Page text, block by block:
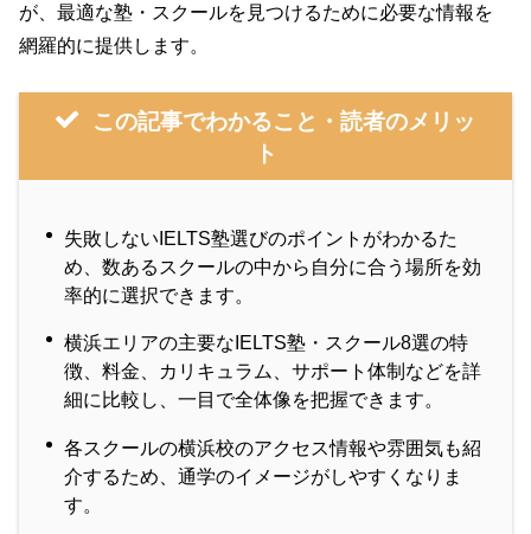
が、最適な塾・スクールを見つけるために必要な情報を
網羅的に提供します。
この記事でわかること・読者のメリッ
ト
失敗しないIELTS塾選びのポイントがわかるた
め、数あるスクールの中から自分に合う場所を効
率的に選択できます。
横浜エリアの主要なIELTS塾・スクール8選の特
徴、料金、カリキュラム、サポート体制などを詳
細に比較し、一目で全体像を把握できます。
各スクールの横浜校のアクセス情報や雰囲気も紹
介するため、通学のイメージがしやすくなりま
す。